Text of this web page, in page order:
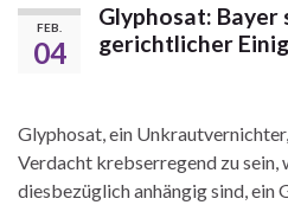
FEB.
04
Glyphosat: Bayer
gerichtlicher
Glyphosat, ein
Verdacht krebserregend zu sein,
diesbezüglich anhängig sind, ein